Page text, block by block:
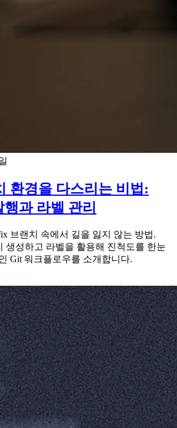
환경을 다스리는 비법:
과 라벨 관리
브랜치 속에서 길을 잃지 않는 방법.
생성하고 라벨을 활용해 진척도를 한눈
Git 워크플로우를 소개합니다.